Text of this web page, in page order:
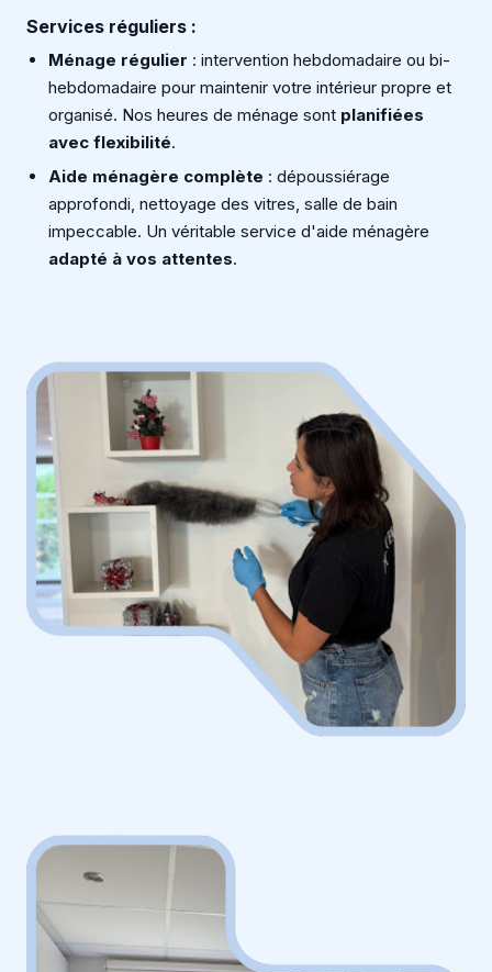
Services réguliers :
Ménage régulier : intervention hebdomadaire ou bi-
hebdomadaire pour maintenir votre intérieur propre et
organisé. Nos heures de ménage sont planifiées
avec flexibilité.
Aide ménagère complète : dépoussiérage
approfondi, nettoyage des vitres, salle de bain
impeccable. Un véritable service d'aide ménagère
adapté à vos attentes.